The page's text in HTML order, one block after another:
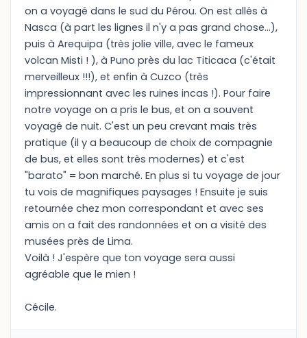
on a voyagé dans le sud du Pérou. On est allés à
Nasca (à part les lignes il n'y a pas grand chose...),
puis à Arequipa (très jolie ville, avec le fameux
volcan Misti ! ), à Puno près du lac Titicaca (c'était
merveilleux !!!), et enfin à Cuzco (très
impressionnant avec les ruines incas !). Pour faire
notre voyage on a pris le bus, et on a souvent
voyagé de nuit. C'est un peu crevant mais très
pratique (il y a beaucoup de choix de compagnie
de bus, et elles sont très modernes) et c'est
"barato" = bon marché. En plus si tu voyage de jour
tu vois de magnifiques paysages ! Ensuite je suis
retournée chez mon correspondant et avec ses
amis on a fait des randonnées et on a visité des
musées près de Lima.
Voilà ! J'espère que ton voyage sera aussi
agréable que le mien !
Cécile.